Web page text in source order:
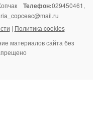
Телефон:029450461,
| Политика cookies
материалов сайта без